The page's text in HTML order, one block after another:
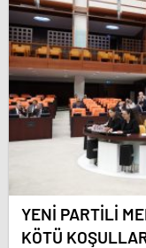
YENİ PARTİLİ
KÖTÜ